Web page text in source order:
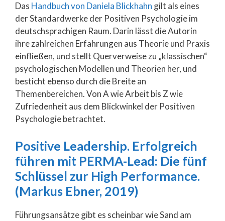
Das Handbuch von Daniela Blickhahn gilt als eines
der Standardwerke der Positiven Psychologie im
deutschsprachigen Raum. Darin lässt die Autorin
ihre zahlreichen Erfahrungen aus Theorie und Praxis
einfließen, und stellt Querverweise zu „klassischen“
psychologischen Modellen und Theorien her, und
besticht ebenso durch die Breite an
Themenbereichen. Von A wie Arbeit bis Z wie
Zufriedenheit aus dem Blickwinkel der Positiven
Psychologie betrachtet.
Positive Leadership. Erfolgreich
führen mit PERMA-Lead: Die fünf
Schlüssel zur High Performance.
(Markus Ebner, 2019)
Führungsansätze gibt es scheinbar wie Sand am